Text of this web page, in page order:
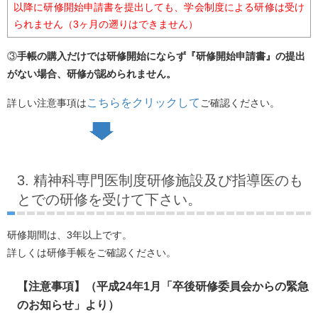
以降に研修開始申請書を提出しても、学会制度による研修は受け
られません（3ヶ月の遡りはできません）
③手帳の購入だけでは研修開始にならず『研修開始申請書』の提出
がない場合、研修が認められません。
詳しい注意事項はこちらをクリックして ご確認ください。
3. 精神科専門医制度研修施設及び指導医のも
とでの研修を受けて下さい。
研修期間は、3年以上です。
詳しくは研修手帳をご確認ください。
【注意事項】（平成24年1月「卒後研修委員会からの緊急
のお知らせ」より）